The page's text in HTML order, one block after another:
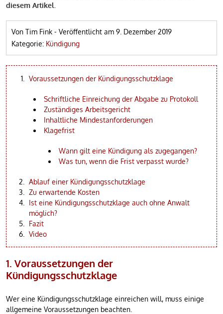
diesem Artikel.
Von Tim Fink - Veröffentlicht am 9. Dezember 2019
Kategorie: Kündigung
Voraussetzungen der Kündigungsschutzklage
Schriftliche Einreichung der Abgabe zu Protokoll
Zuständiges Arbeitsgericht
Inhaltliche Mindestanforderungen
Klagefrist
Wann gilt eine Kündigung als zugegangen?
Was tun, wenn die Frist verpasst wurde?
Ablauf einer Kündigungsschutzklage
Zu erwartende Kosten
Ist eine Kündigungsschutzklage auch ohne Anwalt
möglich?
Fazit
Video
1. Voraussetzungen der
Kündigungsschutzklage
Wer eine Kündigungsschutzklage einreichen will, muss einige
allgemeine Voraussetzungen beachten.